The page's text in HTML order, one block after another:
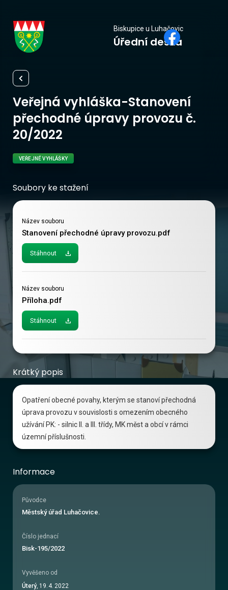
Biskupice u Luhačovic
Úřední deska
Veřejná vyhláška-Stanovení
přechodné úpravy provozu č.
20/2022
VEŘEJNÉ VYHLÁŠKY
Soubory ke stažení
Název souboru
Stanovení přechodné úpravy provozu.pdf
Stáhnout
Název souboru
Příloha.pdf
Stáhnout
Krátký popis
Opatření obecné povahy, kterým se stanoví přechodná
úprava provozu v souvislosti s omezením obecného
užívání PK: - silnic II. a III. třídy, MK měst a obcí v rámci
územní příslušnosti.
Informace
Původce
Městský úřad Luhačovice.
Číslo jednací
Bisk-195/2022
Vyvěšeno od
Úterý, 19. 4. 2022